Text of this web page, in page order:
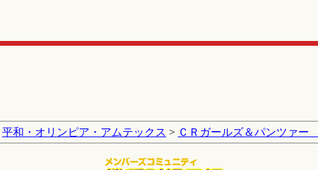
平和・オリンピア・アムテックス > ＣＲガールズ＆パンツァ